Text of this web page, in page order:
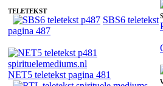
TELETEKST
SBS6 teletekst
pagina 487
NET5 teletekst pagina 481